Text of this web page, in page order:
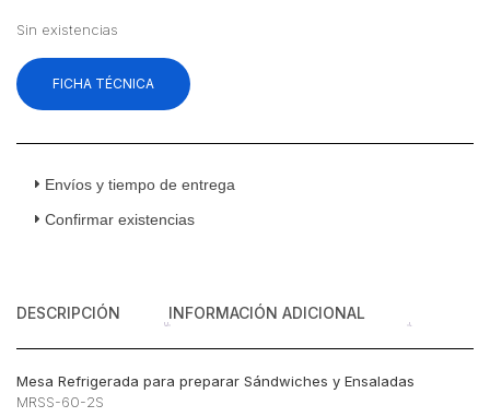
era:
Sin existencias
FICHA TÉCNICA
Envíos y tiempo de entrega
Confirmar existencias
DESCRIPCIÓN INFORMACIÓN ADICIONAL
Mesa Refrigerada para preparar Sándwiches y Ensaladas
MRSS-60-2S